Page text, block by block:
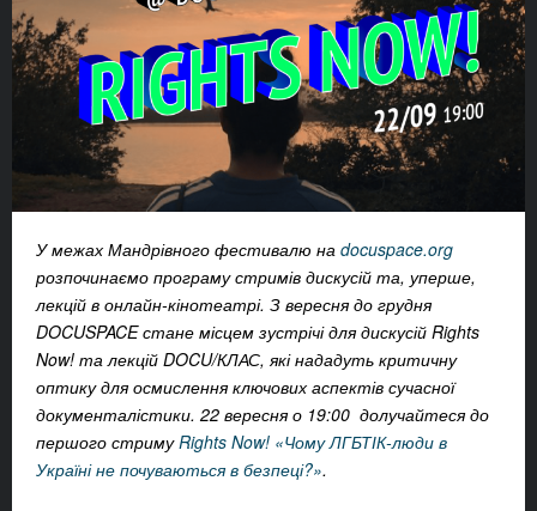
Умежах Мандрівного фестивалю на docuspace.org
розпочинаємо програму стримів дискусій та, уперше,
лекцій в онлайн-кінотеатрі. З вересня до грудня
DOCUSPACE стане місцем зустрічі для дискусій Rights
Now! та лекцій DOCU/КЛАС, які нададуть критичну
оптику для осмислення ключових аспектів сучасної
документалістики. 22 вересня о 19:00 долучайтеся до
першого стримуRights Now! «Чому ЛГБТІК-люди в
Україні не почуваються в безпеці?».